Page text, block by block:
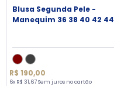
Blusa Segunda Pele -
Manequim 36 38 40 42 44
R$ 190,00
6x R$ 31,67 Sem juros no cartão